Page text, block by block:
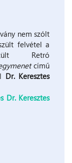
nem szólt
felvétel a
Retró
című
Dr. Keresztes
Dr. Keresztes